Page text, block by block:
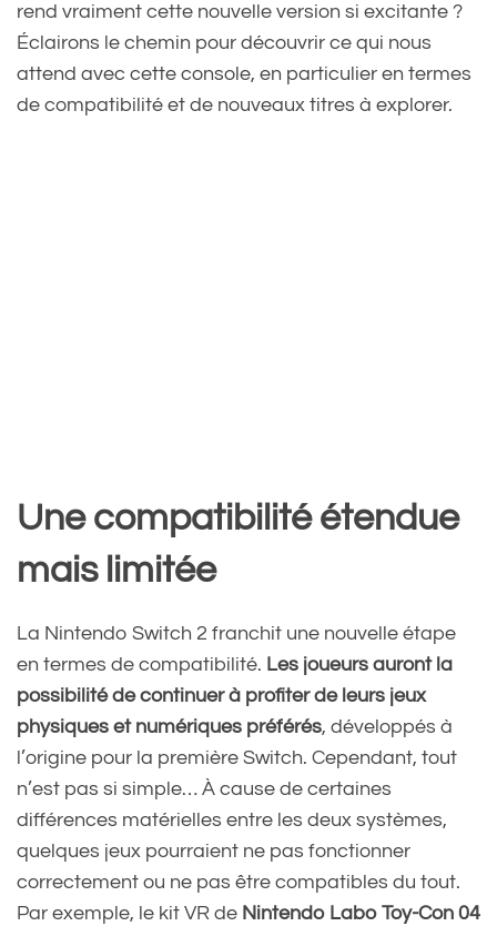
rend vraiment cette nouvelle version si excitante ?
Éclairons le chemin pour découvrir ce qui nous
attend avec cette console, en particulier en termes
de compatibilité et de nouveaux titres à explorer.
Une compatibilité étendue
mais limitée
La Nintendo Switch 2 franchit une nouvelle étape
en termes de compatibilité. Les joueurs auront la
possibilité de continuer à profiter de leurs jeux
physiques et numériques préférés, développés à
l’origine pour la première Switch. Cependant, tout
n’est pas si simple… À cause de certaines
différences matérielles entre les deux systèmes,
quelques jeux pourraient ne pas fonctionner
correctement ou ne pas être compatibles du tout.
Par exemple, le kit VR de Nintendo Labo Toy-Con 04